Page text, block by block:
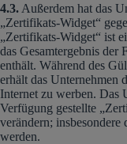
4.3. Außerdem hat das
„Zertifikats-Widget“
„Zertifikats-Widget“ ist
das Gesamtergebnis der
enthält. Während des
erhält das Unternehmen
Internet zu werben. Das
Verfügung gestellte
verändern;
werden.